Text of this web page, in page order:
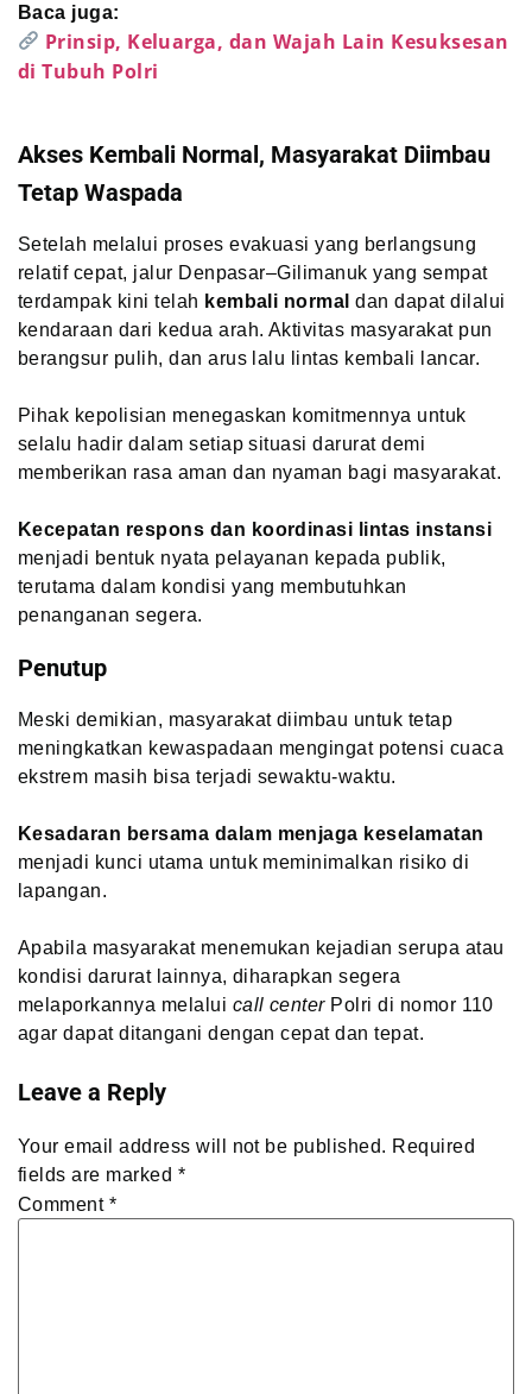
Baca juga:
Prinsip, Keluarga, dan Wajah Lain Kesuksesan
di Tubuh Polri
Akses Kembali Normal, Masyarakat Diimbau
Tetap Waspada
Setelah melalui proses evakuasi yang berlangsung
relatif cepat, jalur Denpasar–Gilimanuk yang sempat
terdampak kini telah kembali normal dan dapat dilalui
kendaraan dari kedua arah. Aktivitas masyarakat pun
berangsur pulih, dan arus lalu lintas kembali lancar.
Pihak kepolisian menegaskan komitmennya untuk
selalu hadir dalam setiap situasi darurat demi
memberikan rasa aman dan nyaman bagi masyarakat.
Kecepatan respons dan koordinasi lintas instansi
menjadi bentuk nyata pelayanan kepada publik,
terutama dalam kondisi yang membutuhkan
penanganan segera.
Penutup
Meski demikian, masyarakat diimbau untuk tetap
meningkatkan kewaspadaan mengingat potensi cuaca
ekstrem masih bisa terjadi sewaktu-waktu.
Kesadaran bersama dalam menjaga keselamatan
menjadi kunci utama untuk meminimalkan risiko di
lapangan.
Apabila masyarakat menemukan kejadian serupa atau
kondisi darurat lainnya, diharapkan segera
melaporkannya melalui call centerPolri di nomor 110
agar dapat ditangani dengan cepat dan tepat.
Leave a Reply
Your email address will not be published. Required
fields are marked *
Comment *